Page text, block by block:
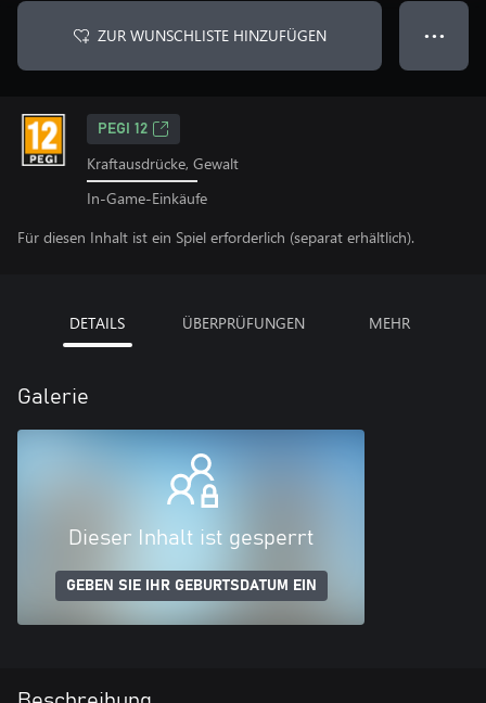
ZUR WUNSCHLISTE HINZUFÜGEN ● ● ●
PEGI 12
Kraftausdrücke, Gewalt
In-Game-Einkäufe
Für diesen Inhalt ist ein Spiel erforderlich (separat erhältlich).
DETAILS ÜBERPRÜFUNGEN MEHR
Galerie
Dieser Inhalt ist gesperrt
GEBEN SIE IHR GEBURTSDATUM EIN